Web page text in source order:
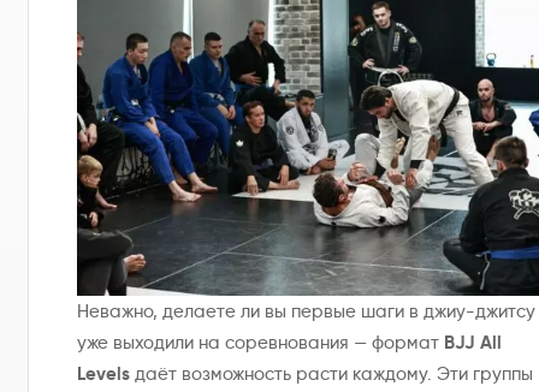
Неважно, делаете ли вы первые шаги в джиу-джитсу
уже выходили на соревнования — формат BJJ All
Levels даёт возможность расти каждому. Эти группы